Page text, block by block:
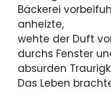
Bäckerei
anheizte,
wehte der Duft
durchs Fenster
absurden
Das Leben